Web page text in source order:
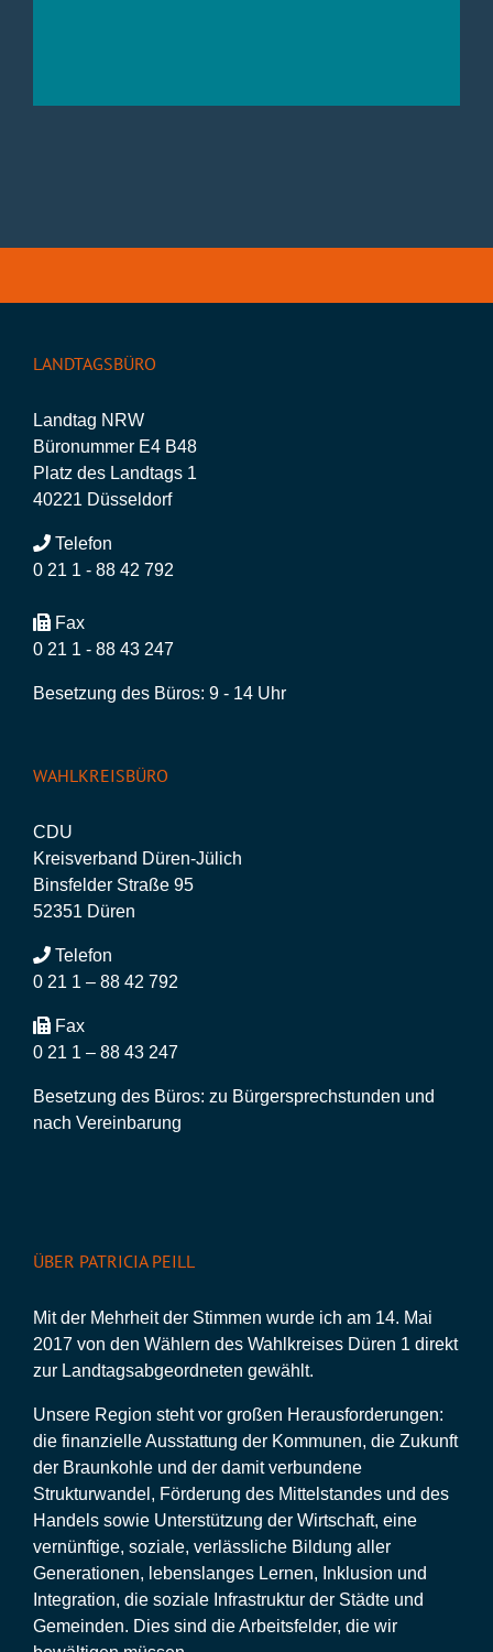
LANDTAGSBÜRO
Landtag NRW
Büronummer E4 B48
Platz des Landtags 1
40221 Düsseldorf
Telefon
0 21 1 - 88 42 792
Fax
0 21 1 - 88 43 247
Besetzung des Büros: 9 - 14 Uhr
WAHLKREISBÜRO
CDU
Kreisverband Düren-Jülich
Binsfelder Straße 95
52351 Düren
Telefon
0 21 1 – 88 42 792
Fax
0 21 1 – 88 43 247
Besetzung des Büros: zu Bürgersprechstunden und
nach Vereinbarung
ÜBER PATRICIA PEILL
Mit der Mehrheit der Stimmen wurde ich am 14. Mai
2017 von den Wählern des Wahlkreises Düren 1 direkt
zur Landtagsabgeordneten gewählt.
Unsere Region steht vor großen Herausforderungen:
die finanzielle Ausstattung der Kommunen, die Zukunft
der Braunkohle und der damit verbundene
Strukturwandel, Förderung des Mittelstandes und des
Handels sowie Unterstützung der Wirtschaft, eine
vernünftige, soziale, verlässliche Bildung aller
Generationen, lebenslanges Lernen, Inklusion und
Integration, die soziale Infrastruktur der Städte und
Gemeinden. Dies sind die Arbeitsfelder, die wir